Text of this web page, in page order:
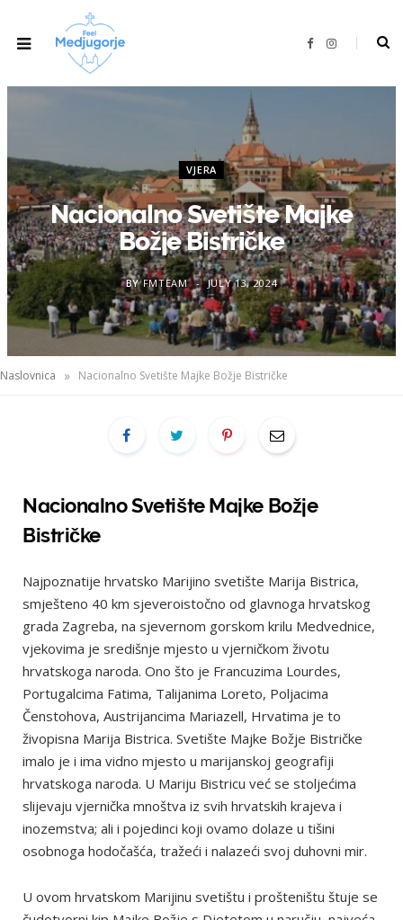
F
b
I
a
VJERA
Nacionalno Svetište Majke
Božje Bistričke
BY FMTEAM JULY 13, 2024
Naslovnica » Nacionalno Svetište Majke Božje Bistričke
Nacionalno Svetište Majke Božje
Bistričke
Najpoznatije hrvatsko Marijino svetište Marija Bistrica,
smješteno 40 km sjeveroistočno od glavnoga hrvatskog
grada Zagreba, na sjevernom gorskom krilu Medvednice,
vjekovima je središnje mjesto u vjerničkom životu
hrvatskoga naroda. Ono što je Francuzima Lourdes,
Portugalcima Fatima, Talijanima Loreto, Poljacima
Čenstohova, Austrijancima Mariazell, Hrvatima je to
živopisna Marija Bistrica. Svetište Majke Božje Bistričke
imalo je i ima vidno mjesto u marijanskoj geografiji
hrvatskoga naroda. U Mariju Bistricu već se stoljećima
slijevaju vjernička mnoštva iz svih hrvatskih krajeva i
inozemstva; ali i pojedinci koji ovamo dolaze u tišini
osobnoga hodočašća, tražeći i nalazeći svoj duhovni mir.
U ovom hrvatskom Marijinu svetištu i prošteništu štuje se